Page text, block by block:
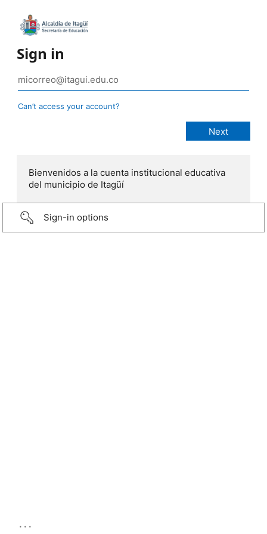
Sign in
Can’t access your account?
Bienvenidos a la cuenta institucional educativa
del municipio de Itagüí
Sign-in options
...